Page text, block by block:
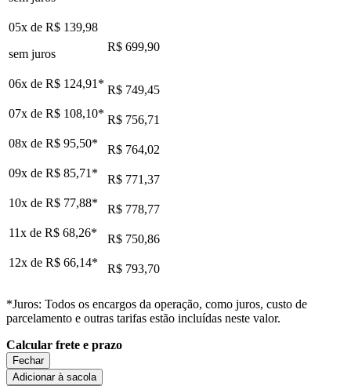
05x de R$ 139,98
sem juros
R$ 699,90
06x de R$ 124,91 * R$ 749,45
07x de R$ 108,10* R$ 756,71
08x de R$ 95,50*
R$ 764,02
09x de R$ 85,71 *
R$ 771,37
10x de R$ 77,88*
R$ 778,77
11x de R$ 68,26*
R$ 750,86
12x de R$ 66,14* R$ 793,70
*Juros: Todos os encargos da operação, como juros, custo de
parcelamento e outras tarifas estão incluídas neste valor.
Calcular frete e prazo
Fechar
Adicionar à sacola